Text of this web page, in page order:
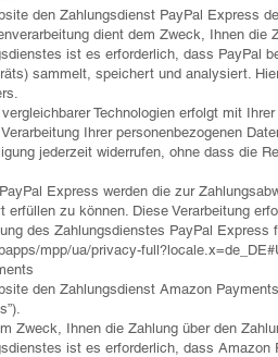
den Zahlungsdienst PayPal Express
dient dem Zweck, Ihnen
ist es erforderlich, dass PayPal
sammelt, speichert und analysiert.
Technologien erfolgt mit
Ihrer personenbezogenen
jederzeit widerrufen, ohne dass die
Express werden die zur
erfüllen zu können. Diese Verarbeitung
des Zahlungsdienstes PayPal
mpp/ua/privacy-
den Zahlungsdienst Amazon
Zweck, Ihnen die Zahlung über den
ist es erforderlich, dass